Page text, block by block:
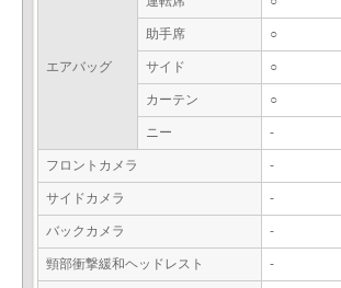
エアバッグ
助手席 ○
サイド ○
カーテン ○
ニー -
フロントカメラ -
サイドカメラ -
バックカメラ -
頸部衝撃緩和ヘッドレスト -